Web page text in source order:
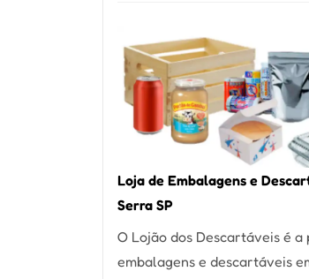
INPI
–
São
Carlos
SP
Loja de Embalagens e
Serra SP
O Lojão dos Descartáveis é
embalagens e descartáveis